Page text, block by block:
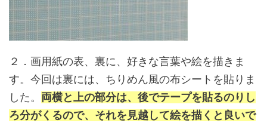
２．画用紙の表、裏に、好きな言葉や絵を描きま
す。今回は裏には、ちりめん風の布シートを貼りま
した。 両横と上の部分は、後でテープを貼るのりし
ろ分がくるので、それを見越して絵を描くと良いで